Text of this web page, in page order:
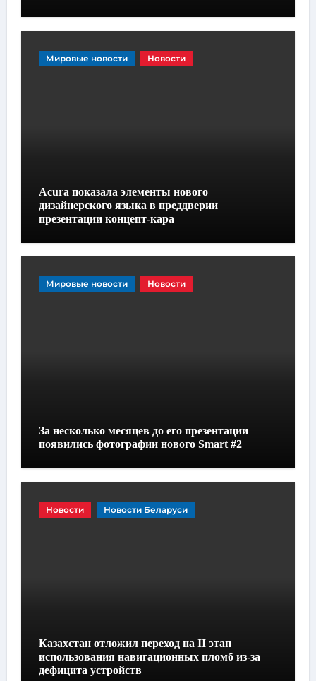
Мировые новости Новости
Acura показала элементы нового
дизайнерского языка в преддверии
презентации концепт-кара
Мировые новости Новости
За несколько месяцев до его презентации
появились фотографии нового Smart #2
Новости Новости Беларуси
Казахстан отложил переход на II этап
использования навигационных пломб из-за
дефицита устройств